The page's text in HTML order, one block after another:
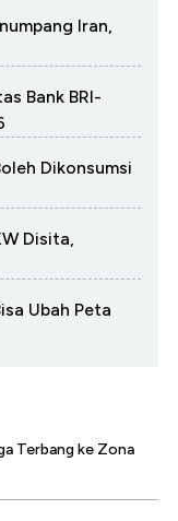
Iran,
Bank BRI-
Dikonsumsi
Disita,
Ubah Peta
Terbang ke Zona